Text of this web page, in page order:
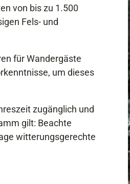
von bis zu 1.500
Fels- und
für Wandergäste
um dieses
zugänglich und
gilt: Beachte
witterungsgerechte